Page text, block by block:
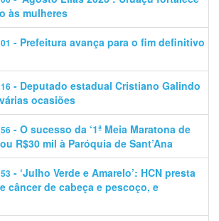
às mulheres
- Prefeitura avança para o fim definitivo
- Deputado estadual Cristiano Galindo
ocasiões
- O sucesso da ‘1ª Meia Maratona de
R$30 mil à Paróquia de Sant’Ana
- ‘Julho Verde e Amarelo’: HCN presta
câncer de cabeça e pescoço, e